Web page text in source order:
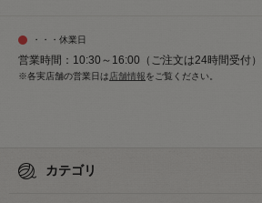
・・・休業日
営業時間：10:30～16:00（ご注文は24時間受付）
※各実店舗の営業日は 店舗情報をご覧ください。
カテゴリ